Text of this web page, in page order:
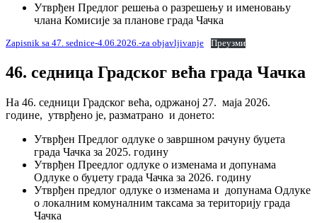
Утврђен Предлог решења о разрешењу и именовању
члана Комисије за планове града Чачка
Zapisnik sa 47. sednice-4.06.2026.-za objavljivanje Преузми
46. седница Градског већа града Чачка
На 46. седници Градског већа, одржаној 27. маја 2026.
године, утврђено је, разматрано и донето:
Утврђен Предлог одлуке о завршном рачуну буџета
града Чачка за 2025. годину
Утврђен Преедлог одлуке о изменама и допунама
Одлуке о буџету града Чачка за 2026. годину
Утврђен предлог одлуке о изменама и допунама Одлуке
о локалним комуналним таксама за територију града
Чачка